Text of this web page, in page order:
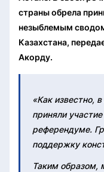
страны обрела
незыблемым
Казахстана,
Акорду.
«Как известно,
приняли
референдуме.
поддержку
Таким образом,